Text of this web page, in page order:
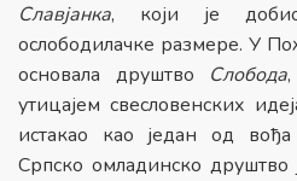
Славјанка, који је
ослободилачке размере. У
основала друштво Слобода
утицајем свесловенских
истакао као један од
Српско омладинско друштво